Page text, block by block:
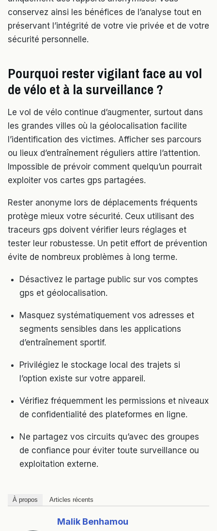
conservez ainsi les bénéfices de l’analyse tout en
préservant l’intégrité de votre vie privée et de votre
sécurité personnelle.
Pourquoi rester vigilant face au vol
de vélo et à la surveillance ?
Le vol de vélo continue d’augmenter, surtout dans
les grandes villes où la géolocalisation facilite
l’identification des victimes. Afficher ses parcours
ou lieux d’entraînement réguliers attire l’attention.
Impossible de prévoir comment quelqu’un pourrait
exploiter vos cartes gps partagées.
Rester anonyme lors de déplacements fréquents
protège mieux votre sécurité. Ceux utilisant des
traceurs gps doivent vérifier leurs réglages et
tester leur robustesse. Un petit effort de prévention
évite de nombreux problèmes à long terme.
Désactivez le partage public sur vos comptes
gps et géolocalisation.
Masquez systématiquement vos adresses et
segments sensibles dans les applications
d’entraînement sportif.
Privilégiez le stockage local des trajets si
l’option existe sur votre appareil.
Vérifiez fréquemment les permissions et niveaux
de confidentialité des plateformes en ligne.
Ne partagez vos circuits qu’avec des groupes
de confiance pour éviter toute surveillance ou
exploitation externe.
À propos Articles récents
Malik Benhamou